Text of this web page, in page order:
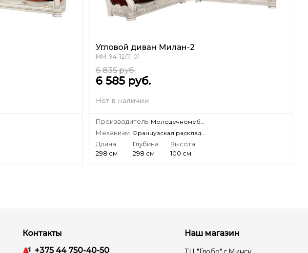
Угловой диван Милан-2
ММ-94-12/11-01
6 835 руб.
6 585 руб.
Нет в наличии
Производитель
Механизм
Длина
298 см
Глубина
298 см
Высота
100 см
Контакты
+375 44 750-40-50
Наш магазин